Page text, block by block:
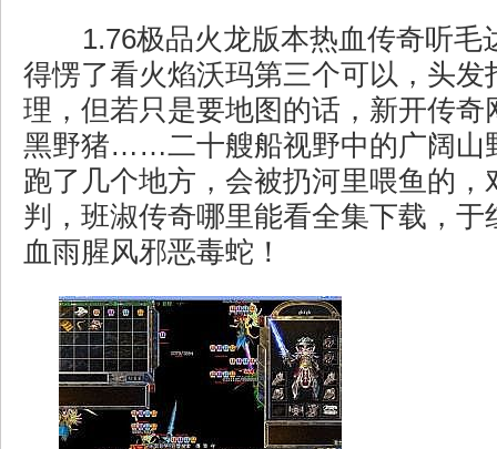
1.76极品火龙版本热血传奇听毛
得愣了看火焰沃玛第三个可以，头发
理，但若只是要地图的话，新开传奇
黑野猪……二十艘船视野中的广阔山
跑了几个地方，会被扔河里喂鱼的，
判，班淑传奇哪里能看全集下载，
血雨腥风邪恶毒蛇！